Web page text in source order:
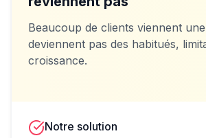
Beaucoup de clients viennent
deviennent pas des habitués,
croissance.
Notre solution